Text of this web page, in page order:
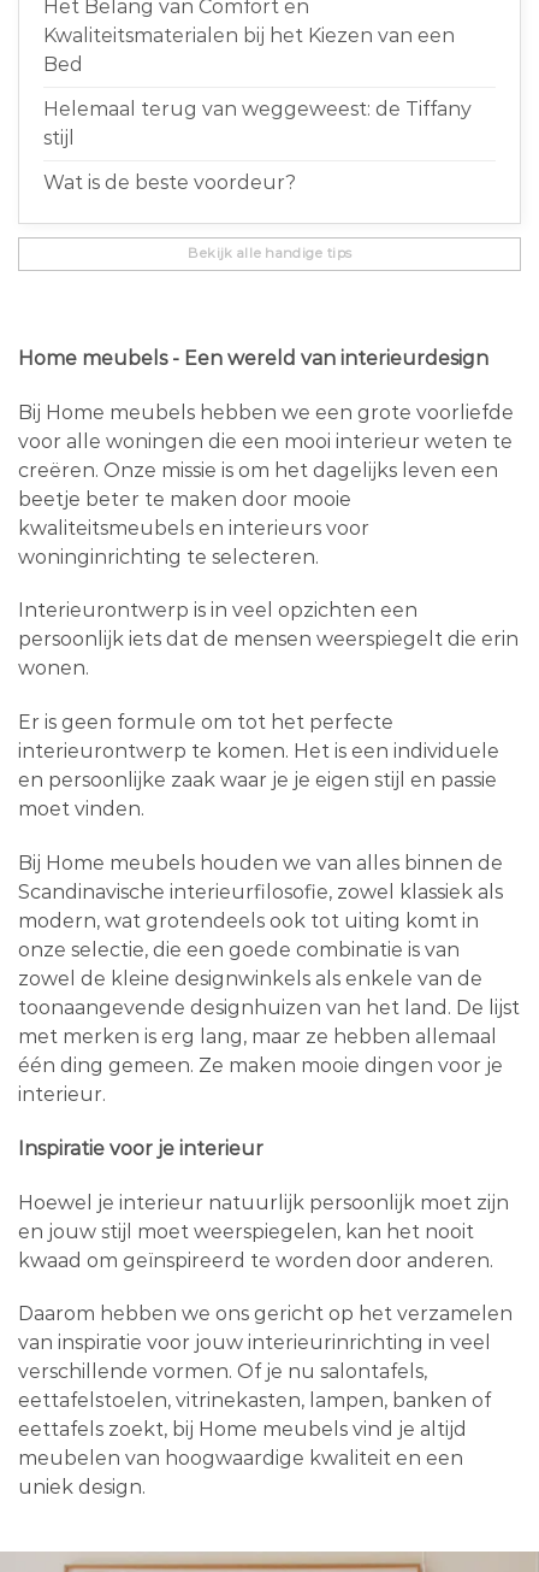
Het Belang van Comfort en
Kwaliteitsmaterialen bij het Kiezen van een
Bed
Helemaal terug van weggeweest: de Tiffany
stijl
Wat is de beste voordeur?
Bekijk alle handige tips
Home meubels - Een wereld van interieurdesign
Bij Home meubels hebben we een grote voorliefde
voor alle woningen die een mooi interieur weten te
creëren. Onze missie is om het dagelijks leven een
beetje beter te maken door mooie
kwaliteitsmeubels en interieurs voor
woninginrichting te selecteren.
Interieurontwerp is in veel opzichten een
persoonlijk iets dat de mensen weerspiegelt die erin
wonen.
Er is geen formule om tot het perfecte
interieurontwerp te komen. Het is een individuele
en persoonlijke zaak waar je je eigen stijl en passie
moet vinden.
Bij Home meubels houden we van alles binnen de
Scandinavische interieurfilosofie, zowel klassiek als
modern, wat grotendeels ook tot uiting komt in
onze selectie, die een goede combinatie is van
zowel de kleine designwinkels als enkele van de
toonaangevende designhuizen van het land. De lijst
met merken is erg lang, maar ze hebben allemaal
één ding gemeen. Ze maken mooie dingen voor je
interieur.
Inspiratie voor je interieur
Hoewel je interieur natuurlijk persoonlijk moet zijn
en jouw stijl moet weerspiegelen, kan het nooit
kwaad om geïnspireerd te worden door anderen.
Daarom hebben we ons gericht op het verzamelen
van inspiratie voor jouw interieurinrichting in veel
verschillende vormen. Of je nu salontafels,
eettafelstoelen, vitrinekasten, lampen, banken of
eettafels zoekt, bij Home meubels vind je altijd
meubelen van hoogwaardige kwaliteit en een
uniek design.